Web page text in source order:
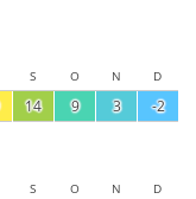
S O N D
14 9 3 -2
S O N D